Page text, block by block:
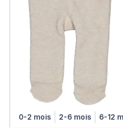
0-2 mois 2-6 mois 6-12